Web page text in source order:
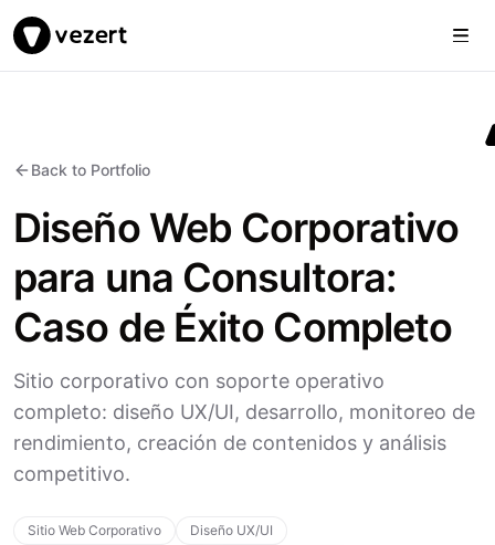
Vezert
Back to Portfolio
Diseño Web Corporativo
para una Consultora:
Caso de Éxito Completo
Sitio corporativo con soporte operativo
completo: diseño UX/UI, desarrollo, monitoreo de
rendimiento, creación de contenidos y análisis
competitivo.
Sitio Web Corporativo
Diseño UX/UI